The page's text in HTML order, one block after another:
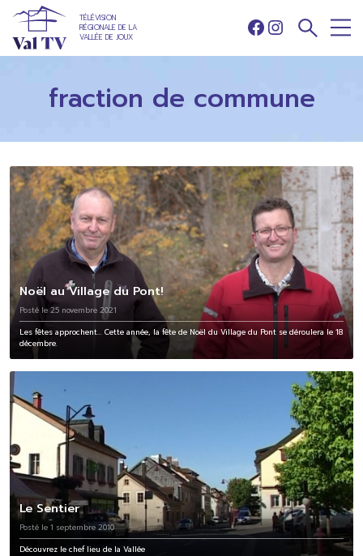
TÉLÉVISION
RÉGIONALE DE LA
VALLÉE DE JOUX
Facebook
Instagram
fraction de commune
Noël au Village du Pont!
Posté le 25 novembre 2021
Les fêtes approchent... Cette année, la fête de Noël du Village du Pont se déroulera le 18
décembre.
Le Sentier
Posté le 1 septembre 2010
Découvrez le chef lieu de la Vallée